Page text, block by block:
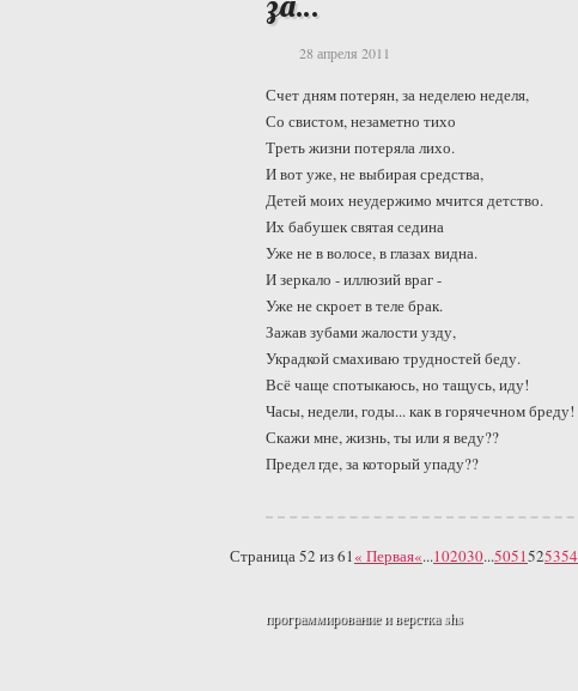
28 апреля 2011
Счет дням потерян, за неделею неделя,
Со свистом, незаметно тихо
Треть жизни потеряла лихо.
И вот уже, не выбирая средства,
Детей моих неудержимо мчится детство.
Их бабушек святая седина
Уже не в волосе, в глазах видна.
И зеркало - иллюзий враг -
Уже не скроет в теле брак.
Зажав зубами жалости узду,
Украдкой смахиваю трудностей беду.
Всё чаще спотыкаюсь, но тащусь, иду!
Часы, недели, годы... как в горячечном бреду!
Скажи мне, жизнь, ты или я веду??
Предел где, за который упаду??
Страница 52 из 61« Первая«...102030...5051525354
программирование и версткаshs